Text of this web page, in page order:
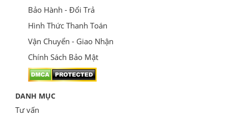
Bảo Hành - Đổi Trả
Hình Thức Thanh Toán
Vận Chuyển - Giao Nhận
Chính Sách Bảo Mật
DANH MỤC
Tư vấn